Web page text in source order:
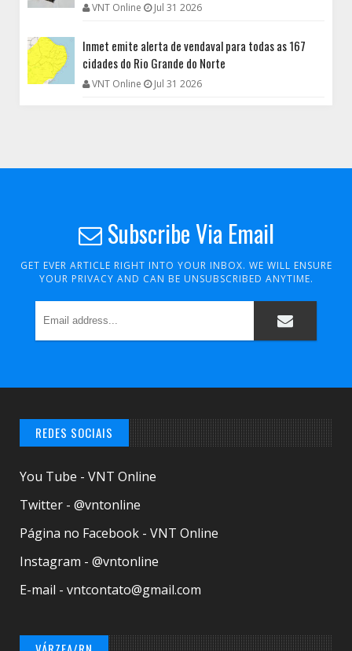
VNT Online Jul 31 2026
Inmet emite alerta de vendaval para todas as 167
cidades do Rio Grande do Norte
VNT Online Jul 31 2026
Subscribe Via Email
GET EVER ARTICLE RIGHT INTO YOUR INBOX. WE WILL ENSURE
YOUR PRIVACY AND CAN BE UNSUBSCRIBED ANYTIME.
REDES SOCIAIS
You Tube - VNT Online
Twitter - @vntonline
Página no Facebook - VNT Online
Instagram - @vntonline
E-mail - vntcontato@gmail.com